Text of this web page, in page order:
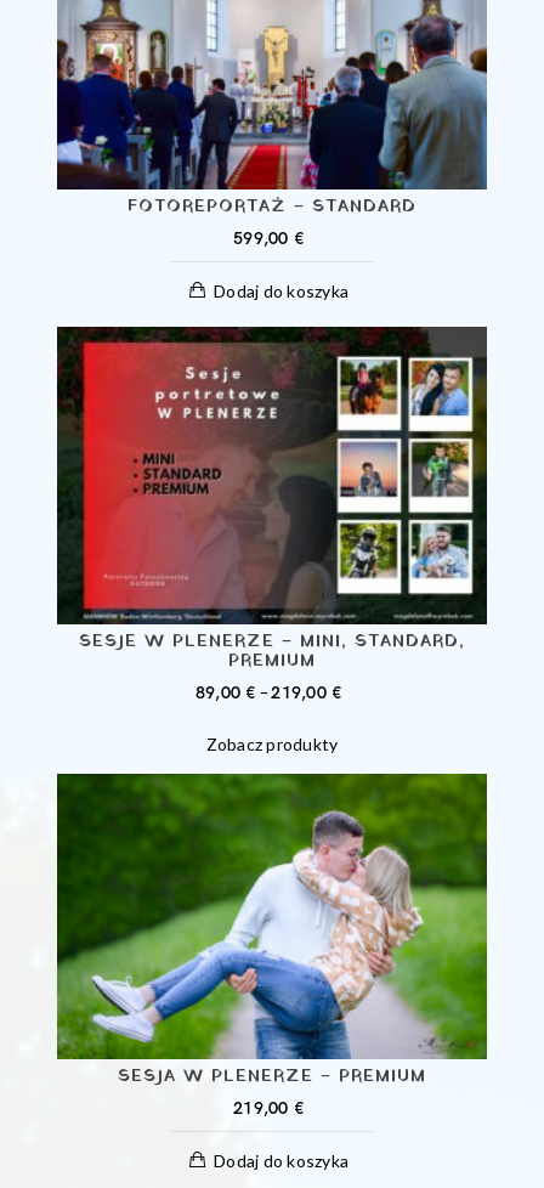
FOTOREPORTAŻ – STANDARD
599,00 €
Dodaj do koszyka
SESJE W PLENERZE – MINI, STANDARD,
PREMIUM
89,00 € –219,00 €
89,00 €
DO
219,00 €
Zobacz produkty
SESJA W PLENERZE – PREMIUM
219,00 €
Dodaj do koszyka